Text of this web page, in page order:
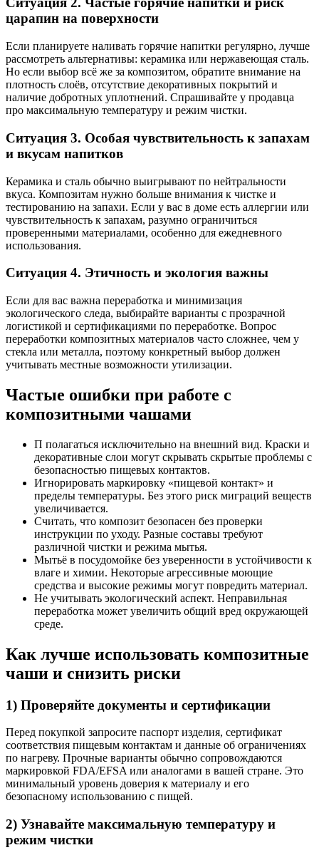
царапин на поверхности
Если планируете наливать горячие напитки регулярно, лучше
рассмотреть альтернативы: керамика или нержавеющая сталь.
Но если выбор всё же за композитом, обратите внимание на
плотность слоёв, отсутствие декоративных покрытий и
наличие добротных уплотнений. Спрашивайте у продавца
про максимальную температуру и режим чистки.
Ситуация 3. Особая чувствительность к запахам
и вкусам напитков
Керамика и сталь обычно выигрывают по нейтральности
вкуса. Композитам нужно больше внимания к чистке и
тестированию на запахи. Если у вас в доме есть аллергии или
чувствительность к запахам, разумно ограничиться
проверенными материалами, особенно для ежедневного
использования.
Ситуация 4. Этичность и экология важны
Если для вас важна переработка и минимизация
экологического следа, выбирайте варианты с прозрачной
логистикой и сертификациями по переработке. Вопрос
переработки композитных материалов часто сложнее, чем у
стекла или металла, поэтому конкретный выбор должен
учитывать местные возможности утилизации.
Частые ошибки при работе с
композитными чашами
П полагаться исключительно на внешний вид. Краски и
декоративные слои могут скрывать скрытые проблемы с
безопасностью пищевых контактов.
Игнорировать маркировку «пищевой контакт» и
пределы температуры. Без этого риск миграций веществ
увеличивается.
Считать, что композит безопасен без проверки
инструкции по уходу. Разные составы требуют
различной чистки и режима мытья.
Мытьё в посудомойке без уверенности в устойчивости к
влаге и химии. Некоторые агрессивные моющие
средства и высокие режимы могут повредить материал.
Не учитывать экологический аспект. Неправильная
переработка может увеличить общий вред окружающей
среде.
Как лучше использовать композитные
чаши и снизить риски
1) Проверяйте документы и сертификации
Перед покупкой запросите паспорт изделия, сертификат
соответствия пищевым контактам и данные об ограничениях
по нагреву. Прочные варианты обычно сопровождаются
маркировкой FDA/EFSA или аналогами в вашей стране. Это
минимальный уровень доверия к материалу и его
безопасному использованию с пищей.
2) Узнавайте максимальную температуру и
режим чистки